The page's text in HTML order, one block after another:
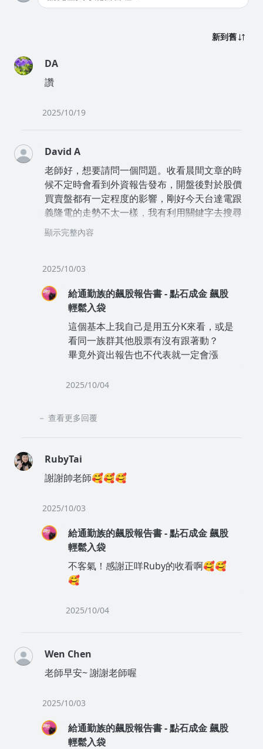
新到舊
DA
讚
2025/10/19
David A
老師好，想要請問一個問題。收看晨間文章的時
候不定時會看到外資報告發布，開盤後對於股價
買賣盤都有一定程度的影響，剛好今天台達電跟
義隆電的走勢不太一樣，我有利用關鍵字去搜尋
是否有相關的文章可以參考，不過好像沒有找到
類似的標題?不知道老師有沒有機會說明當看到
天盤勢的注意事項嗎?如果有類似的文章我也可
以去考古一下，謝謝老師的教學❤️
顯示完整內容
2025/10/03
給通勤族的飆股報告書 - 點石成金 飆股
輕鬆入袋
這個基本上我自己是用五分K來看，或是
看同一族群其他股票有沒有跟著動？
畢竟外資出報告也不代表就一定會漲
2025/10/04
查看更多回覆
RubyTai
謝謝帥老師🥰🥰🥰
2025/10/03
給通勤族的飆股報告書 - 點石成金 飆股
輕鬆入袋
不客氣！感謝正咩Ruby的收看啊🥰🥰
🥰
2025/10/04
Wen Chen
老師早安~ 謝謝老師喔
2025/10/03
給通勤族的飆股報告書 - 點石成金 飆股
輕鬆入袋